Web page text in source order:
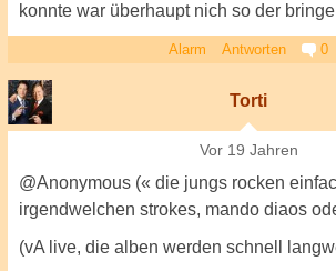
konnte war überhaupt nich so der
Alarm Antworten 0
Torti
Vor 19 Jahren
@Anonymous (« die jungs rocken
irgendwelchen strokes, mando diaos
(vA live, die alben werden schnell